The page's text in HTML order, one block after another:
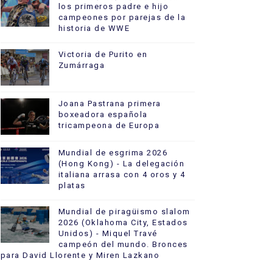
los primeros padre e hijo
campeones por parejas de la
historia de WWE
Victoria de Purito en
Zumárraga
Joana Pastrana primera
boxeadora española
tricampeona de Europa
Mundial de esgrima 2026
(Hong Kong) - La delegación
italiana arrasa con 4 oros y 4
platas
Mundial de piragüismo slalom
2026 (Oklahoma City, Estados
Unidos) - Miquel Travé
campeón del mundo. Bronces
para David Llorente y Miren Lazkano